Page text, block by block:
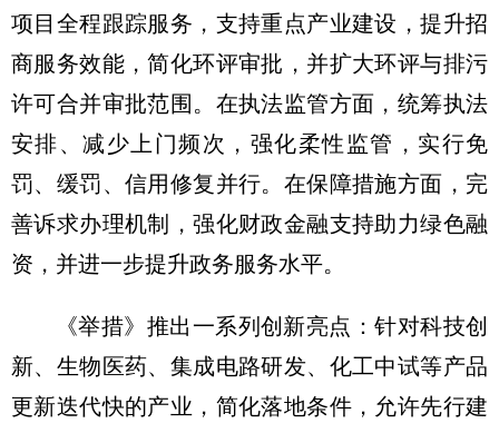
项目全程跟踪服务，支持重点产业建设，提升招
商服务效能，简化环评审批，并扩大环评与排污
许可合并审批范围。在执法监管方面，统筹执法
安排、减少上门频次，强化柔性监管，实行免
罚、缓罚、信用修复并行。在保障措施方面，完
善诉求办理机制，强化财政金融支持助力绿色融
资，并进一步提升政务服务水平。
《举措》推出一系列创新亮点：针对科技创
新、生物医药、集成电路研发、化工中试等产品
更新迭代快的产业，简化落地条件，允许先行建